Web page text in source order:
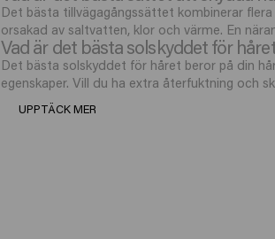
Det bästa tillvägagångssättet kombinerar
orsakad av saltvatten, klor och värme. En
Vad är det bästa solskyddet för
Det bästa solskyddet för håret beror på din
egenskaper. Vill du ha extra återfuktning och
UPPTÄCK MER